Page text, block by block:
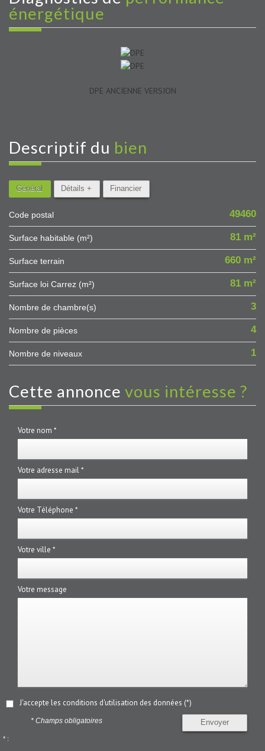
énergétique
DPE ANCIENNE VERSION
descriptif du bien
Général Détails + Financier
Code postal 49460
Surface habitable (m²) 81 m²
surface terrain 660 m²
Surface loi Carrez (m²) 81 m²
Nombre de chambre(s) 3
Nombre de pièces 4
Nombre de niveaux 1
cette annonce vous intéresse ?
Votre nom *
Votre adresse mail *
Votre Téléphone *
Votre ville *
Votre message
J'accepte les conditions d'utilisation des données (*)
Envoyer
* Champs obligatoires
* :